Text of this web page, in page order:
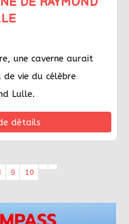
une caverne aurait
de vie du célèbre
Lulle.
détails
9 10